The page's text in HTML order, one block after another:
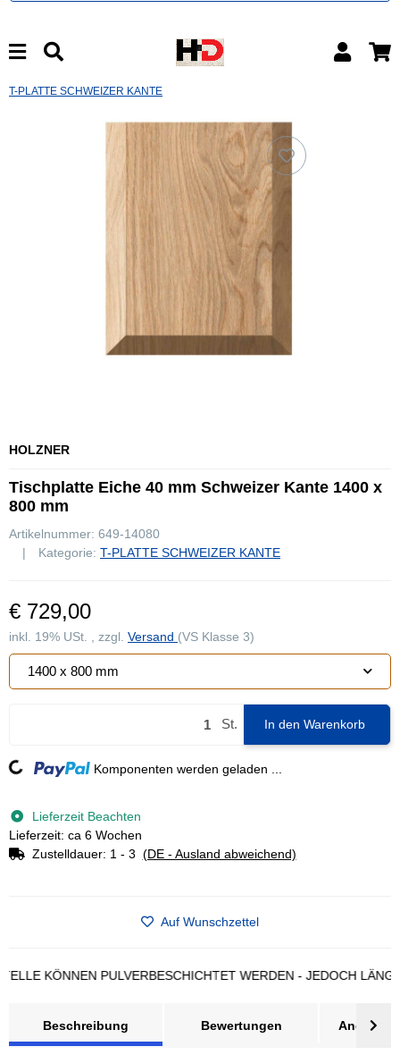
T-PLATTE SCHWEIZER KANTE
HOLZNER
Tischplatte Eiche 40 mm Schweizer Kante 1400 x
800 mm
Artikelnummer: 649-14080
Kategorie: T-PLATTE SCHWEIZER KANTE
€ 729,00
inkl. 19% USt. , zzgl. Versand (VS Klasse 3)
1400 x 800 mm
St. In den Warenkorb
Loading... Komponenten werden geladen ...
Lieferzeit Beachten
Lieferzeit: ca 6 Wochen
Zustelldauer: 1 - 3 (DE - Ausland abweichend)
Auf Wunschzettel
KÖNNEN PULVERBESCHICHTET WERDEN - JEDOCH LÄNGERE
Beschreibung Bewertungen Angebot